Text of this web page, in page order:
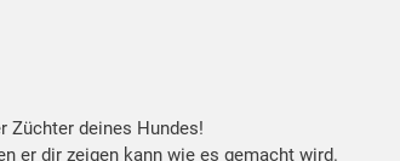
Züchter deines Hundes!
er dir zeigen kann wie es gemacht wird.